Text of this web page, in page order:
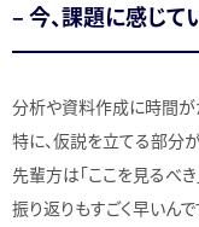
– 今、課題に感じて
分析や資料作成に時間が
特に、仮説を立てる部分
先輩方は「ここを見るべき
振り返りもすごく早いん